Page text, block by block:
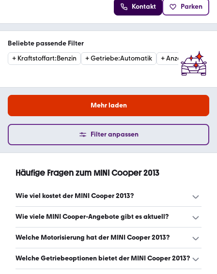
Kontakt Parken
Beliebte passende Filter
+ Kraftstoffart:Benzin +Getriebe:Automatik +Anzahl Türen
Mehr laden
Filter anpassen
Häufige Fragen zum MINI Cooper 2013
Wie viel kostet der MINI Cooper 2013?
Ein guter Preis für einen MINI Cooper 2013 liegt zwischen
Wie viele MINI Cooper-Angebote gibt es aktuell?
Es gibt insgesamt 64 MINI Cooper bei mobile.de, davon
Welche Motorisierung hat der MINI Cooper 2013?
Der MINI Cooper 2013 hat Leistungen zwischen 98 und
Welche Getriebeoptionen bietet der MINI Cooper 2013?